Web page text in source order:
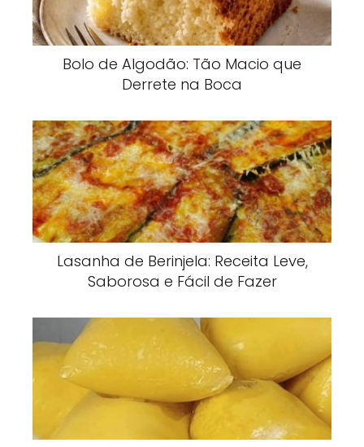
Bolo de Algodão: Tão Macio que
Derrete na Boca
Lasanha de Berinjela: Receita Leve,
Saborosa e Fácil de Fazer